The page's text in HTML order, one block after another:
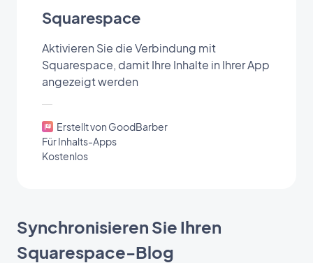
Squarespace
Aktivieren Sie die Verbindung mit
Squarespace, damit Ihre Inhalte in Ihrer App
angezeigt werden
Erstellt von GoodBarber
Für Inhalts-Apps
Kostenlos
Synchronisieren Sie Ihren
Squarespace-Blog